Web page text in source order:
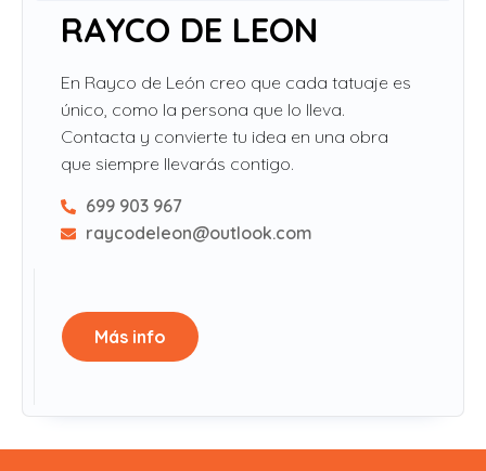
RAYCO DE LEON
En Rayco de León creo que cada tatuaje es
único, como la persona que lo lleva.
Contacta y convierte tu idea en una obra
que siempre llevarás contigo.
699 903 967
raycodeleon@outlook.com
Más info